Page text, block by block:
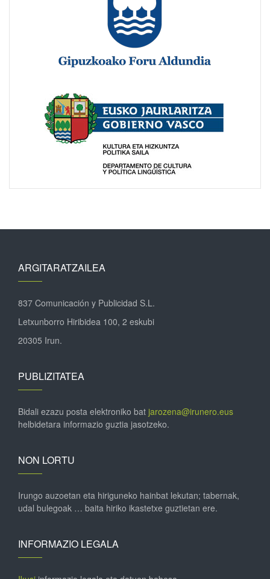
ARGITARATZAILEA
837 Comunicación y Publicidad S.L.
Letxunborro Hiribidea 100, 2 eskubi
20305 Irun.
PUBLIZITATEA
Bidali ezazu posta elektroniko bat jarozena@irunero.eus
helbidetara informazio guztia jasotzeko.
NON LORTU
Irungo auzoetan eta hiriguneko hainbat lekutan; tabernak,
udal bulegoak … baita hiriko ikastetxe guztietan ere.
INFORMAZIO LEGALA